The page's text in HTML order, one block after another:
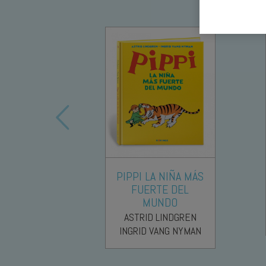
PIPPI LA NIÑA MÁS
FUERTE DEL
MUNDO
ASTRID LINDGREN
INGRID VANG NYMAN